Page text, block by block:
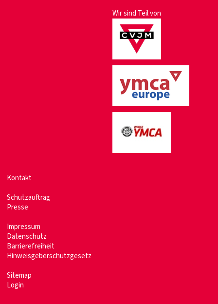
Wir sind Teil von
Kontakt
Schutzauftrag
Presse
Impressum
Datenschutz
Barrierefreiheit
Hinweisgeberschutzgesetz
Sitemap
Login